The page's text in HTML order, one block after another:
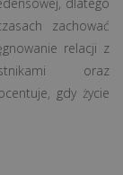
zachować
relacji z
oraz
gdy życie